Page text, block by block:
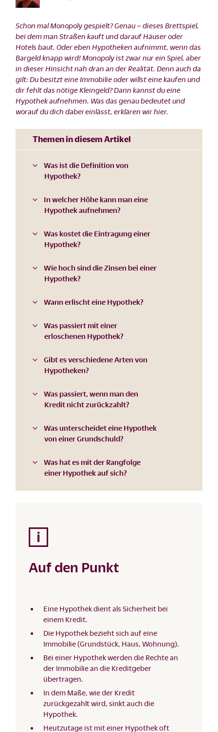
Schon mal Monopoly gespielt? Genau – dieses Brettspiel,
bei dem man Straßen kauft und darauf Häuser oder
Hotels baut. Oder eben Hypotheken aufnimmt, wenn das
Bargeld knapp wird! Monopoly ist zwar nur ein Spiel, aber
in dieser Hinsicht nah dran an der Realität. Denn auch da
gilt: Du besitzt eine Immobilie oder willst eine kaufen und
dir fehlt das nötige Kleingeld? Dann kannst du eine
Hypothek aufnehmen. Was das genau bedeutet und
worauf du dich dabei einlässt, erklären wir hier.
Themen in diesem Artikel
Was ist die Definition von
Hypothek?
In welcher Höhe kann man eine
Hypothek aufnehmen?
Was kostet die Eintragung einer
Hypothek?
Wie hoch sind die Zinsen bei einer
Hypothek?
Wann erlischt eine Hypothek?
Was passiert mit einer
erloschenen Hypothek?
Gibt es verschiedene Arten von
Hypotheken?
Was passiert, wenn man den
Kredit nicht zurückzahlt?
Was unterscheidet eine Hypothek
von einer Grundschuld?
Was hat es mit der Rangfolge
einer Hypothek auf sich?
Auf den Punkt
Eine Hypothek dient als Sicherheit bei
einem Kredit.
Die Hypothek bezieht sich auf eine
Immobilie (Grundstück, Haus, Wohnung).
Bei einer Hypothek werden die Rechte an
der Immobilie an die Kreditgeber
übertragen.
In dem Maße, wie der Kredit
zurückgezahlt wird, sinkt auch die
Hypothek.
Heutzutage ist mit einer Hypothek oft